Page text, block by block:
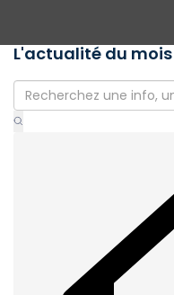
L'actualité du mois